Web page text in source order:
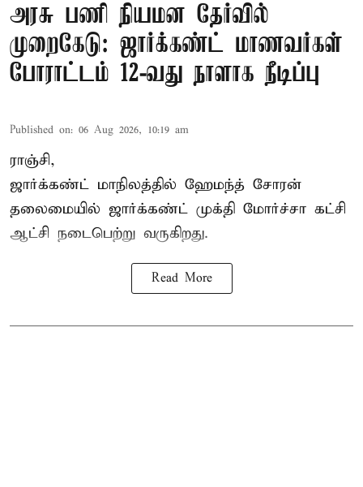
அரசு பணி நியமன தேர்வில்
முறைகேடு: ஜார்க்கண்ட் மாணவர்கள்
போராட்டம் 12-வது நாளாக நீடிப்பு
Published on: 06 Aug 2026, 10:19 am
ராஞ்சி,
ஜார்க்கண்ட் மாநிலத்தில் ஹேமந்த் சோரன்
தலைமையில் ஜார்க்கண்ட் முக்தி மோர்ச்சா கட்சி
ஆட்சி நடைபெற்று வருகிறது.
Read More